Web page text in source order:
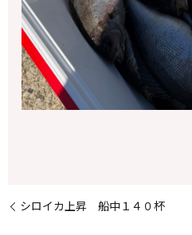
シロイカ上昇 船中１４０杯